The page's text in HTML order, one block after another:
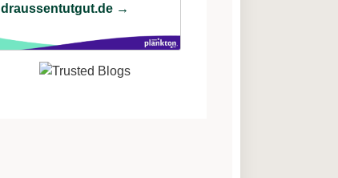
draussentutgut.de →